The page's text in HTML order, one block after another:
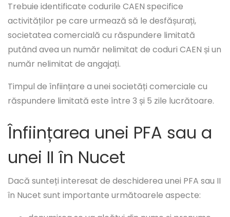
Trebuie identificate codurile CAEN specifice
activităților pe care urmează să le desfășurați,
societatea comercială cu răspundere limitată
putând avea un număr nelimitat de coduri CAEN și un
număr nelimitat de angajați.
Timpul de înființare a unei societăți comerciale cu
răspundere limitată este între 3 și 5 zile lucrătoare.
Înființarea unei PFA sau a
unei II în Nucet
Dacă sunteți interesat de deschiderea unei PFA sau II
în Nucet sunt importante următoarele aspecte: